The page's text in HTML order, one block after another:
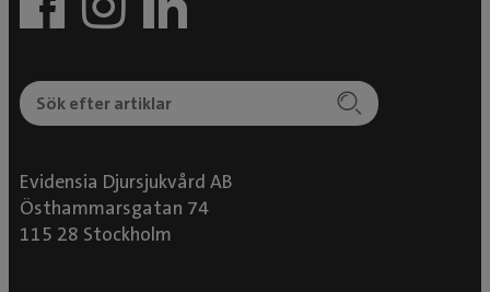
Evidensia Djursjukvård AB
Östhammarsgatan 74
115 28 Stockholm